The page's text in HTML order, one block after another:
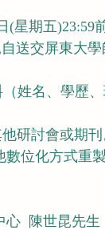
(星期五)23:59
送交屏東大
姓名、學歷
研討會或期
位化方式重
心  陳世昆先生